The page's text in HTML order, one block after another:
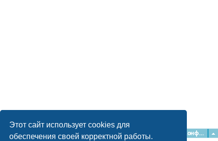
Этот сайт использует cookies для
обеспечения своей корректной работы.
Главная Форумы Конфиденциальность
Наша команда